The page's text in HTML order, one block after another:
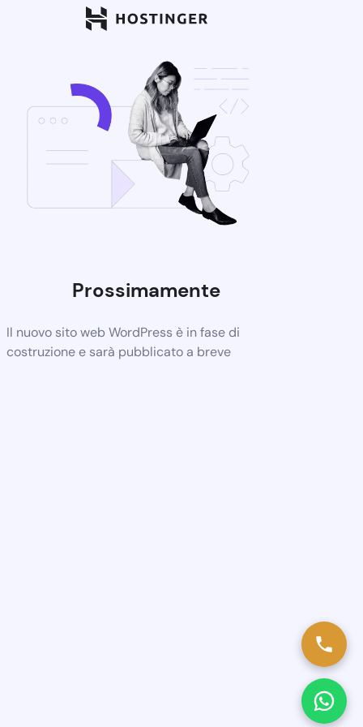
Prossimamente
Il nuovo sito web WordPress è in fase di
costruzione e sarà pubblicato a breve